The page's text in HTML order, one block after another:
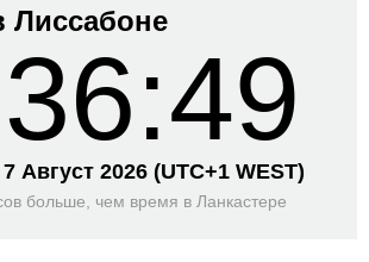
Лиссабоне
Август 2026 (UTC+1 WEST)
больше, чем время в Ланкастере